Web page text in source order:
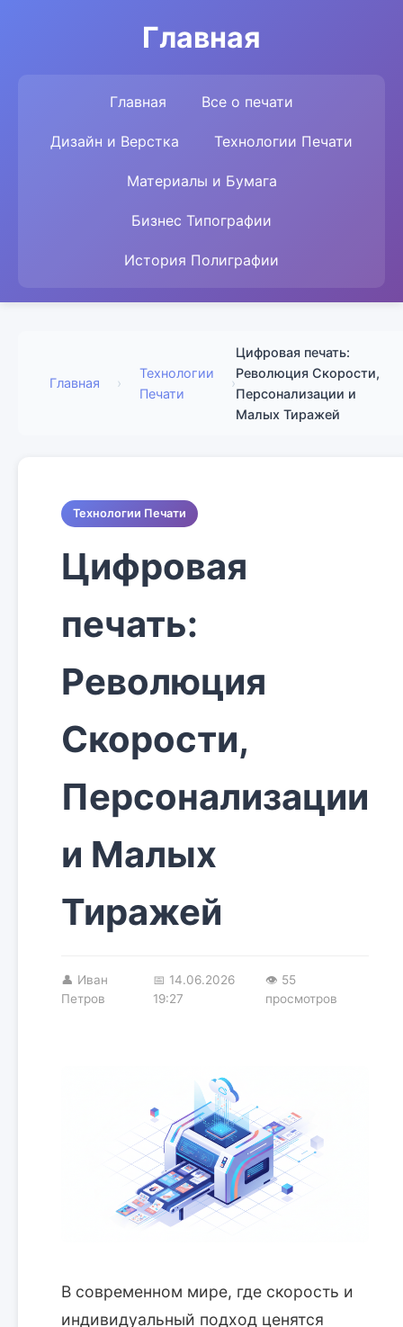
Главная
Главная Все о печати
Дизайн и Верстка Технологии Печати
Материалы и Бумага
Бизнес Типографии
История Полиграфии
Главная ›
Технологии
Печати
›
Цифровая печать:
Революция Скорости,
Персонализации и
Малых Тиражей
Технологии Печати
Цифровая
печать:
Революция
Скорости,
Персонализации
и Малых
Тиражей
👤 Иван
Петров
📅 14.06.2026
19:27
👁 55
просмотров
В современном мире, где скорость и
индивидуальный подход ценятся